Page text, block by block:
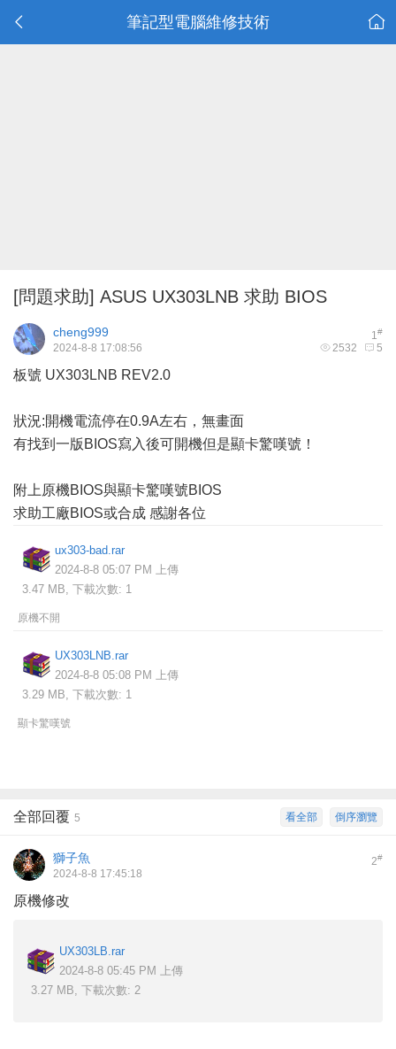
筆記型電腦維修技術
[問題求助] ASUS UX303LNB 求助 BIOS
1#
cheng999
2532 5
2024-8-8 17:08:56
板號 UX303LNB REV2.0
狀況:開機電流停在0.9A左右，無畫面
有找到一版BIOS寫入後可開機但是顯卡驚嘆號！
附上原機BIOS與顯卡驚嘆號BIOS
求助工廠BIOS或合成 感謝各位
ux303-bad.rar
2024-8-8 05:07 PM 上傳
3.47 MB, 下載次數: 1
原機不開
UX303LNB.rar
2024-8-8 05:08 PM 上傳
3.29 MB, 下載次數: 1
顯卡驚嘆號
倒序瀏覽
看全部
全部回覆 5
2#
獅子魚
2024-8-8 17:45:18
原機修改
UX303LB.rar
2024-8-8 05:45 PM 上傳
3.27 MB, 下載次數: 2